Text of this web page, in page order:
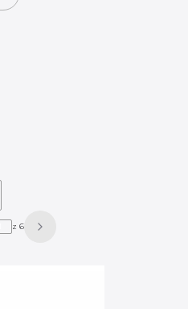
z 6 Następne produkty